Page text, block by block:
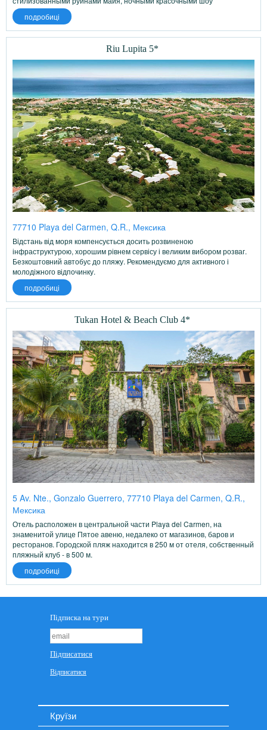
подробиці
Riu Lupita 5*
77710 Playa del Carmen, Q.R., Мексика
Відстань від моря компенсується досить розвиненою
інфраструктурою, хорошим рівнем сервісу і великим вибором розваг.
Безкоштовний автобус до пляжу. Рекомендуємо для активного і
молодіжного відпочинку.
подробиці
Tukan Hotel & Beach Club 4*
5 Av. Nte., Gonzalo Guerrero, 77710 Playa del Carmen, Q.R.,
Мексика
Отель расположен в центральной части Playa del Carmen, на
знаменитой улице Пятое авеню, недалеко от магазинов, баров и
ресторанов. Городской пляж находится в 250 м от отеля, собственный
пляжный клуб - в 500 м.
подробиці
Круїзи